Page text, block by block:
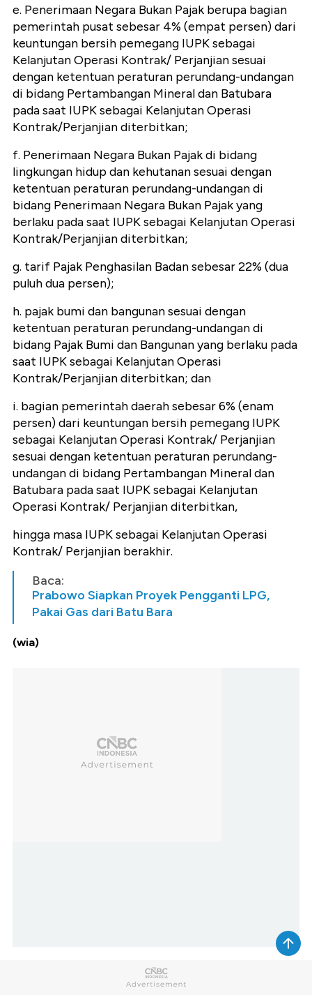
e. Penerimaan Negara Bukan Pajak berupa bagian
pemerintah pusat sebesar 4% (empat persen) dari
keuntungan bersih pemegang IUPK sebagai
Kelanjutan Operasi Kontrak/ Perjanjian sesuai
dengan ketentuan peraturan perundang-undangan
di bidang Pertambangan Mineral dan Batubara
pada saat IUPK sebagai Kelanjutan Operasi
Kontrak/Perjanjian diterbitkan;
f. Penerimaan Negara Bukan Pajak di bidang
lingkungan hidup dan kehutanan sesuai dengan
ketentuan peraturan perundang-undangan di
bidang Penerimaan Negara Bukan Pajak yang
berlaku pada saat IUPK sebagai Kelanjutan Operasi
Kontrak/Perjanjian diterbitkan;
g. tarif Pajak Penghasilan Badan sebesar 22% (dua
puluh dua persen);
h. pajak bumi dan bangunan sesuai dengan
ketentuan peraturan perundang-undangan di
bidang Pajak Bumi dan Bangunan yang berlaku pada
saat IUPK sebagai Kelanjutan Operasi
Kontrak/Perjanjian diterbitkan; dan
i. bagian pemerintah daerah sebesar 6% (enam
persen) dari keuntungan bersih pemegang IUPK
sebagai Kelanjutan Operasi Kontrak/ Perjanjian
sesuai dengan ketentuan peraturan perundang-
undangan di bidang Pertambangan Mineral dan
Batubara pada saat IUPK sebagai Kelanjutan
Operasi Kontrak/ Perjanjian diterbitkan,
hingga masa IUPK sebagai Kelanjutan Operasi
Kontrak/ Perjanjian berakhir.
Baca:
Prabowo Siapkan Proyek Pengganti LPG,
Pakai Gas dari Batu Bara
(wia)
Saksikan video di bawah ini: